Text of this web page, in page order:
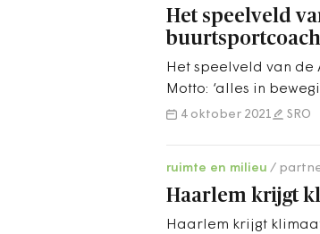
Het speelveld
Het speelveld van
Motto: ‘alles in
4 oktober 2021 SRO
ruimte en milieu
Haarlem krijgt
Haarlem krijgt